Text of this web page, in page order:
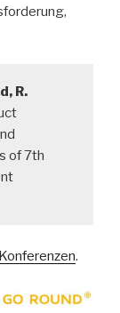
R.
of 7th
Konferenzen.